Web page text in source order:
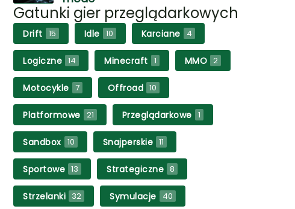
Gatunki gier przeglądarkowych
Drift 15 Idle 10 Karciane 4
Logiczne 14 Minecraft 1 MMO 2
Motocykle 7 Offroad 10
Platformowe 21 Przeglądarkowe 1
Sandbox 10 Snajperskie 11
Sportowe 13 Strategiczne 8
Strzelanki 32 Symulacje 40